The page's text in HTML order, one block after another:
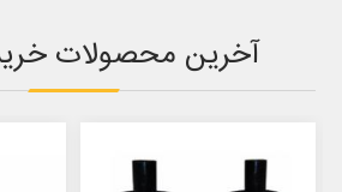
آخرین محصولات